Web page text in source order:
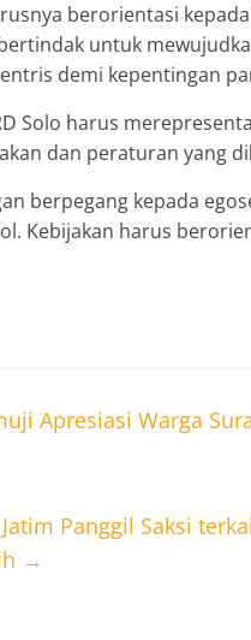
berorientasi
untuk
demi kepentingan
Solo harus
dan peraturan yang
berpegang kepada
Kebijakan harus
Apresiasi Warga
Panggil Saksi
→